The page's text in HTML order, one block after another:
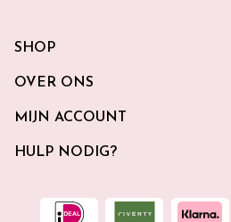
SHOP
OVER ONS
MIJN ACCOUNT
HULP NODIG?